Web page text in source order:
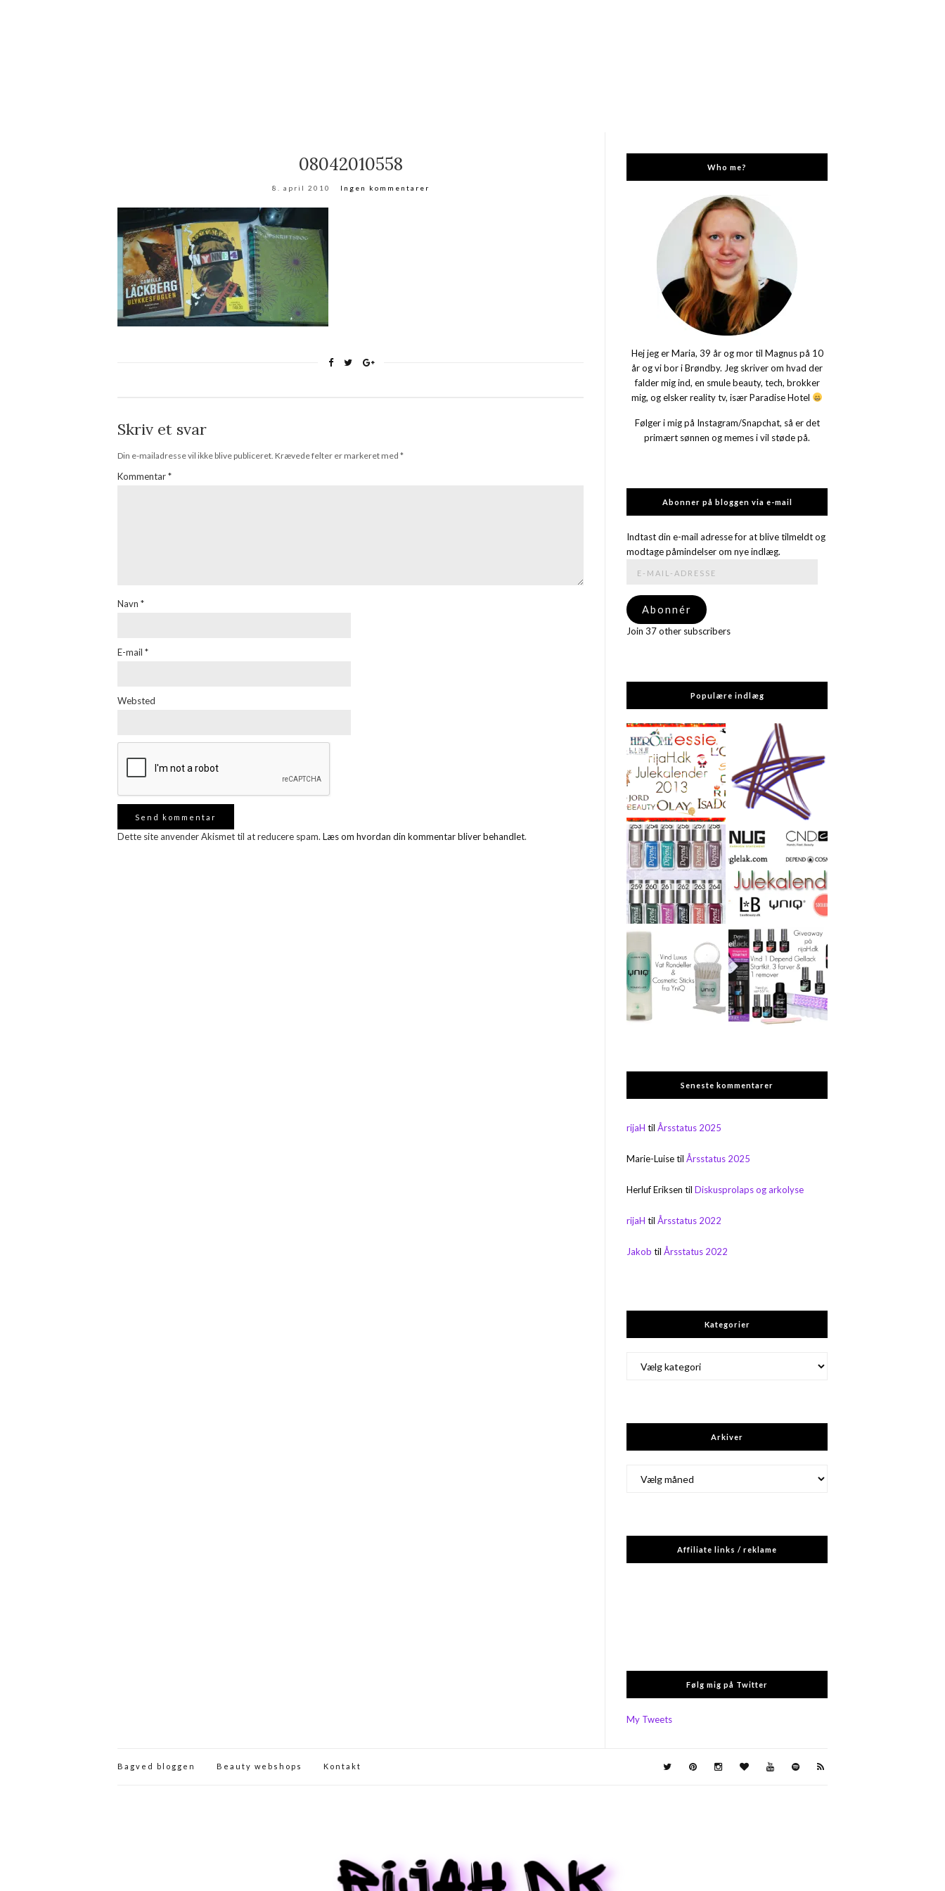
08042010558
8. april 2010 Ingen kommentarer
Skriv et svar
Din e-mailadresse vil ikke blive publiceret. Krævede felter er markeret med *
Kommentar*
Navn *
E-mail *
Websted
Dette site anvender Akismet til at reducere spam. Læs om hvordan din kommentar bliver behandlet.
Who me?
Hej jeg er Maria, 39 år og mor til Magnus på 10
år og vi bor i Brøndby. Jeg skriver om hvad der
falder mig ind, en smule beauty, tech, brokker
mig, og elsker reality tv, især Paradise Hotel
Følger i mig på Instagram/Snapchat, så er det
primært sønnen og memes i vil støde på.
Abonner på bloggen via e-mail
Indtast din e-mail adresse for at blive tilmeldt og
modtage påmindelser om nye indlæg.
adresse
Abonnér
Join 37 other subscribers
Populære indlæg
Seneste kommentarer
rijaH tilÅrsstatus 2025
Marie-LuisetilÅrsstatus 2025
Herluf Eriksen tilDiskusprolaps og arkolyse
rijaH tilÅrsstatus 2022
Jakob tilÅrsstatus 2022
Kategorier
Arkiver
Affiliate links / reklame
Følg mig på Twitter
My Tweets
Bagved bloggen Beauty webshops Kontakt